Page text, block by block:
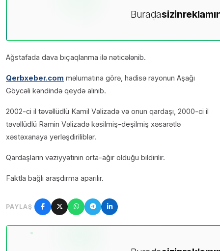
Buradasizin
Ağstafada dava bıçaqlanma ilə nəticələnib.
Qerbxeber.com məlumatına görə, hadisə rayonun Aşağı
Göycəli kəndində qeydə alınıb.
2002-ci il təvəllüdlü Kamil Vəlizadə və onun qardaşı, 2000-ci il
təvəllüdlü Ramin Vəlizadə kəsilmiş-deşilmiş xəsarətlə
xəstəxanaya yerləşdiriliblər.
Qardaşların vəziyyətinin orta-ağır olduğu bildirilir.
Faktla bağlı araşdırma aparılır.
PAYLAŞ